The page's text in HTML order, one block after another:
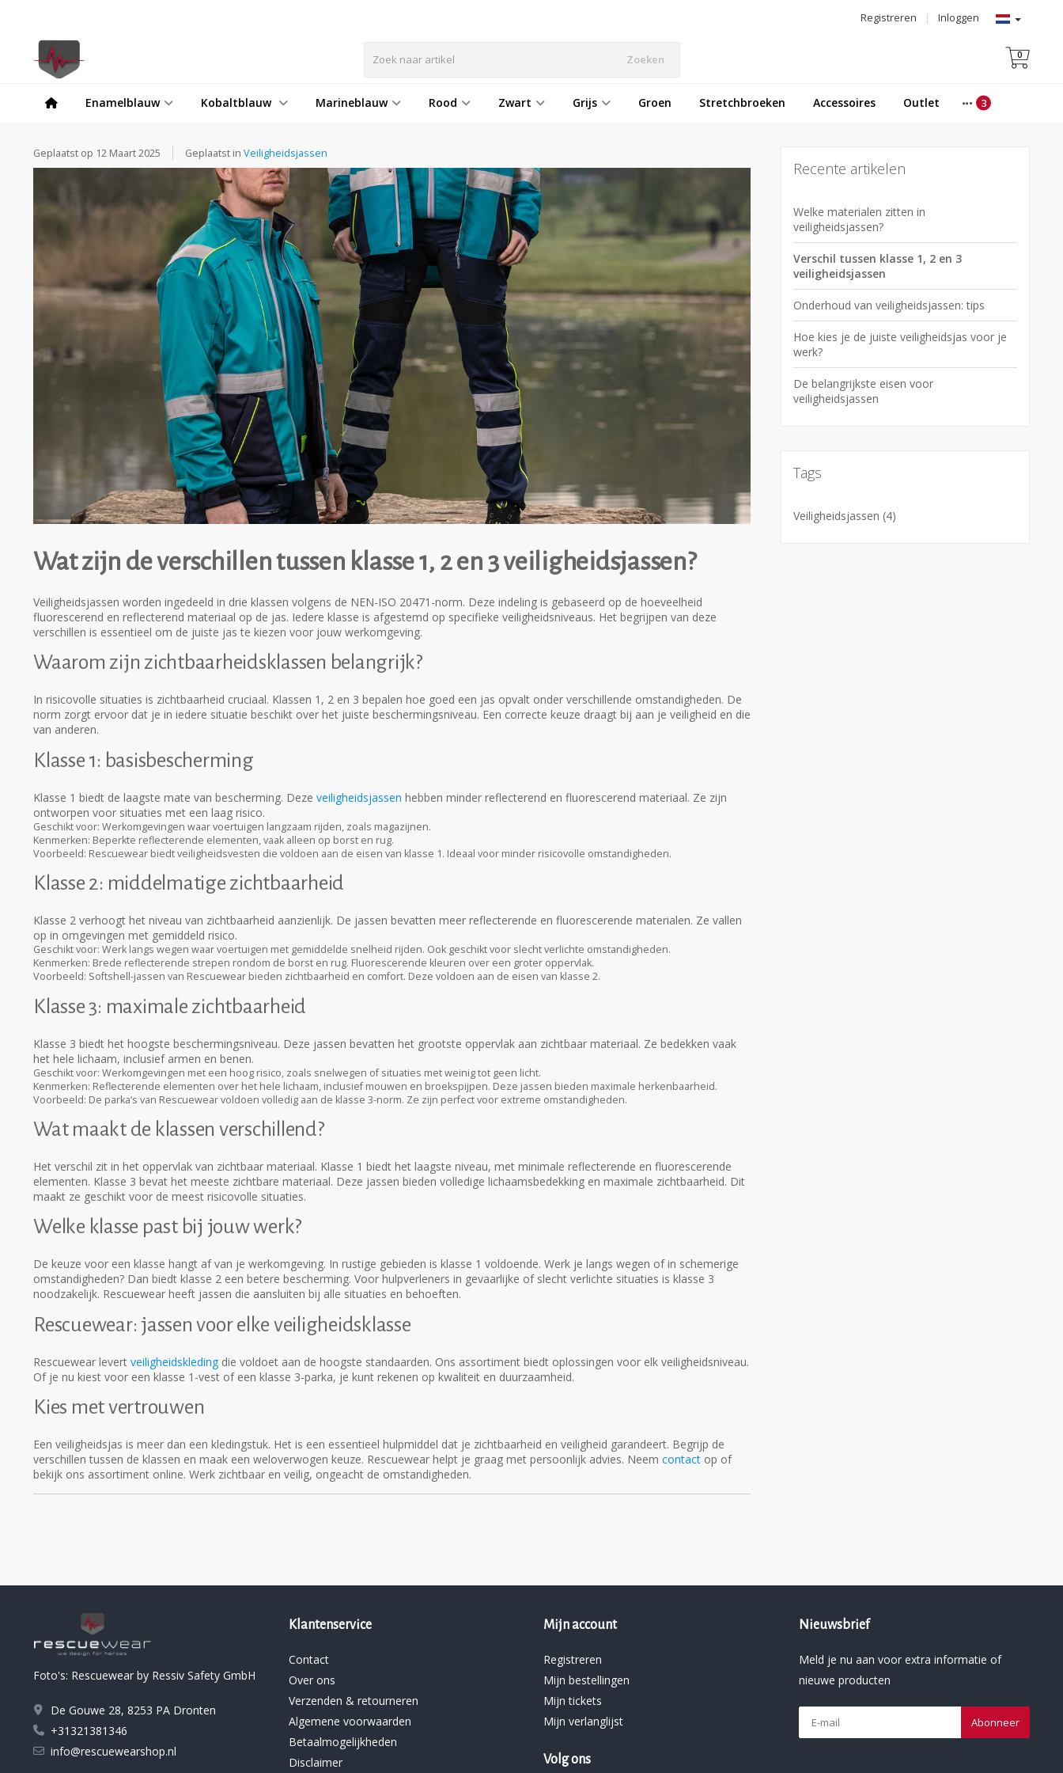
Inloggen
|
Registreren
Zoeken 0
Enamelblauw Kobaltblauw Marineblauw Rood Zwart Grijs Groen Stretchbroeken Accessoires Outlet
Geplaatst op 12 Maart 2025 Geplaatst in Veiligheidsjassen
Wat zijn de verschillen tussen klasse 1, 2 en 3 veiligheidsjassen?
Veiligheidsjassen worden ingedeeld in drie klassen volgens de NEN-ISO 20471-norm. Deze indeling is gebaseerd op de hoeveelheid
fluorescerend en reflecterend materiaal op de jas. Iedere klasse is afgestemd op specifieke veiligheidsniveaus. Het begrijpen van deze
verschillen is essentieel om de juiste jas te kiezen voor jouw werkomgeving.
Waarom zijn zichtbaarheidsklassen belangrijk?
In risicovolle situaties is zichtbaarheid cruciaal. Klassen 1, 2 en 3 bepalen hoe goed een jas opvalt onder verschillende omstandigheden. De
norm zorgt ervoor dat je in iedere situatie beschikt over het juiste beschermingsniveau. Een correcte keuze draagt bij aan je veiligheid en die
van anderen.
Klasse 1: basisbescherming
Klasse 1 biedt de laagste mate van bescherming. Deze veiligheidsjassen hebben minder reflecterend en fluorescerend materiaal. Ze zijn
ontworpen voor situaties met een laag risico.
Geschikt voor: Werkomgevingen waar voertuigen langzaam rijden, zoals magazijnen.
Kenmerken: Beperkte reflecterende elementen, vaak alleen op borst en rug.
Voorbeeld: Rescuewear biedt veiligheidsvesten die voldoen aan de eisen van klasse 1. Ideaal voor minder risicovolle omstandigheden.
Klasse 2: middelmatige zichtbaarheid
Klasse 2 verhoogt het niveau van zichtbaarheid aanzienlijk. De jassen bevatten meer reflecterende en fluorescerende materialen. Ze vallen
op in omgevingen met gemiddeld risico.
Geschikt voor: Werk langs wegen waar voertuigen met gemiddelde snelheid rijden. Ook geschikt voor slecht verlichte omstandigheden.
Kenmerken: Brede reflecterende strepen rondom de borst en rug. Fluorescerende kleuren over een groter oppervlak.
Voorbeeld: Softshell-jassen van Rescuewear bieden zichtbaarheid en comfort. Deze voldoen aan de eisen van klasse 2.
Klasse 3: maximale zichtbaarheid
Klasse 3 biedt het hoogste beschermingsniveau. Deze jassen bevatten het grootste oppervlak aan zichtbaar materiaal. Ze bedekken vaak
het hele lichaam, inclusief armen en benen.
Geschikt voor: Werkomgevingen met een hoog risico, zoals snelwegen of situaties met weinig tot geen licht.
Kenmerken: Reflecterende elementen over het hele lichaam, inclusief mouwen en broekspijpen. Deze jassen bieden maximale herkenbaarheid.
Voorbeeld: De parka’s van Rescuewear voldoen volledig aan de klasse 3-norm. Ze zijn perfect voor extreme omstandigheden.
Wat maakt de klassen verschillend?
Het verschil zit in het oppervlak van zichtbaar materiaal. Klasse 1 biedt het laagste niveau, met minimale reflecterende en fluorescerende
elementen. Klasse 3 bevat het meeste zichtbare materiaal. Deze jassen bieden volledige lichaamsbedekking en maximale zichtbaarheid. Dit
maakt ze geschikt voor de meest risicovolle situaties.
Welke klasse past bij jouw werk?
De keuze voor een klasse hangt af van je werkomgeving. In rustige gebieden is klasse 1 voldoende. Werk je langs wegen of in schemerige
omstandigheden? Dan biedt klasse 2 een betere bescherming. Voor hulpverleners in gevaarlijke of slecht verlichte situaties is klasse 3
noodzakelijk. Rescuewear heeft jassen die aansluiten bij alle situaties en behoeften.
Rescuewear: jassen voor elke veiligheidsklasse
Rescuewear levert veiligheidskledingdie voldoet aan de hoogste standaarden. Ons assortiment biedt oplossingen voor elk veiligheidsniveau.
Of je nu kiest voor een klasse 1-vest of een klasse 3-parka, je kunt rekenen op kwaliteit en duurzaamheid.
Kies met vertrouwen
Een veiligheidsjas is meer dan een kledingstuk. Het is een essentieel hulpmiddel dat je zichtbaarheid en veiligheid garandeert. Begrijp de
verschillen tussen de klassen en maak een weloverwogen keuze. Rescuewear helpt je graag met persoonlijk advies. Neem contact op of
bekijk ons assortiment online. Werk zichtbaar en veilig, ongeacht de omstandigheden.
Recente artikelen
Welke materialen zitten in
veiligheidsjassen?
Verschil tussen klasse 1, 2 en 3
veiligheidsjassen
Onderhoud van veiligheidsjassen: tips
Hoe kies je de juiste veiligheidsjas voor je
werk?
De belangrijkste eisen voor
veiligheidsjassen
Tags
Veiligheidsjassen (4)
Foto's: Rescuewear by Ressiv Safety GmbH
De Gouwe 28, 8253 PA Dronten
+31321381346
info@rescuewearshop.nl
Klantenservice
Contact
Over ons
Verzenden & retourneren
Algemene voorwaarden
Betaalmogelijkheden
Disclaimer
Mijn account
Registreren
Mijn bestellingen
Mijn tickets
Mijn verlanglijst
Volg ons
Nieuwsbrief
Meld je nu aan voor extra informatie of
nieuwe producten
Abonneer